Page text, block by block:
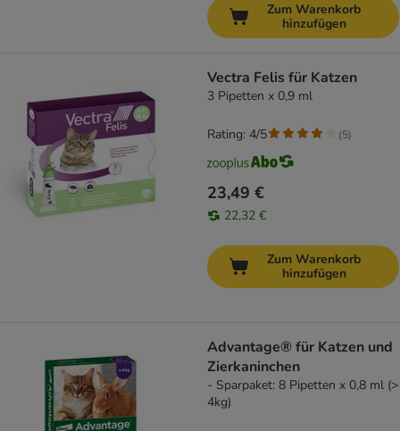
Zum Warenkorb
hinzufügen
Vectra Felis für Katzen
3 Pipetten x 0,9 ml
23,49 €
22,32 €
Rating: 4/5 (5)
Zum Warenkorb
hinzufügen
Advantage® für Katzen und
Zierkaninchen
- Sparpaket: 8 Pipetten x 0,8 ml (>
4kg)